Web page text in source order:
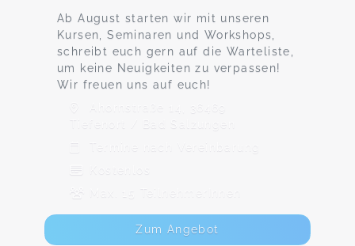
Ab August starten wir mit unseren
Kursen, Seminaren und Workshops,
schreibt euch gern auf die Warteliste,
um keine Neuigkeiten zu verpassen!
Wir freuen uns auf euch!
Ahornstraße 14, 36469
Tiefenort / Bad Salzungen
Termine nach Vereinbarung
Max. 15 TeilnehmerInnen
Zum Angebot